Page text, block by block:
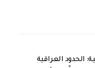
الحدود العراقية